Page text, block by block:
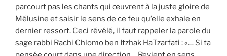
parcourt pas les chants qui œuvrent à la juste gloire de
Mélusine et saisir le sens de ce feu qu’elle exhale en
dernier ressort. Ceci révélé, il faut rappeler la parole du
sage rabbi Rachi Chlomo ben Itzhak HaTzarfati : «… Si ta